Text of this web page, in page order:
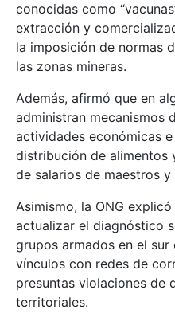
conocidas como
extracción y
la imposición de normas
las zonas mineras.
Además, afirmó que en
administran mecanismos
actividades económicas
distribución de alimentos
de salarios de maestros
Asimismo, la ONG
actualizar el diagnóstico
grupos armados en el sur
vínculos con redes de
presuntas violaciones de
territoriales.